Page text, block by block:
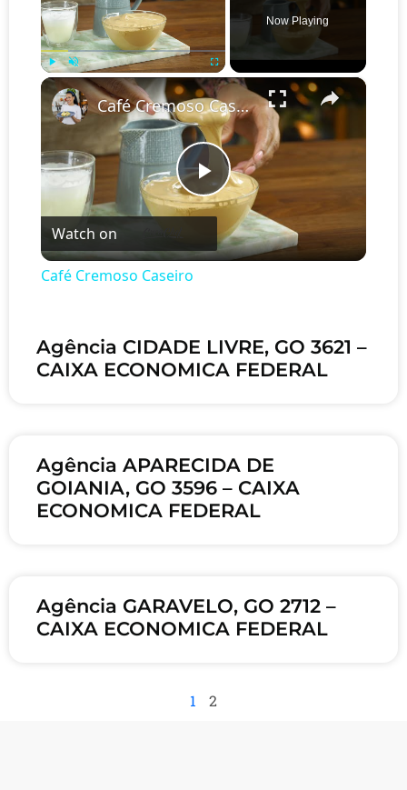
Play Unmute Fullscreen
Now Playing
×
Play Video
Café Cremoso Caseiro
Watch on
Café Cremoso Caseiro
Agência CIDADE LIVRE, GO 3621 –
CAIXA ECONOMICA FEDERAL
Agência APARECIDA DE
GOIANIA, GO 3596 – CAIXA
ECONOMICA FEDERAL
Agência GARAVELO, GO 2712 –
CAIXA ECONOMICA FEDERAL
1 2